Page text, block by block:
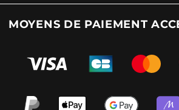
MOYENS DE PAIEMENT